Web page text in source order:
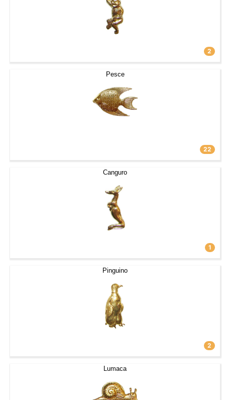
2
Pesce
22
Canguro
1
Pinguino
2
Lumaca